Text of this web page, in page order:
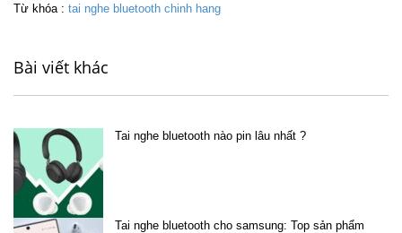
Từ khóa : tai nghe bluetooth chinh hang
Bài viết khác
Tai nghe bluetooth nào pin lâu nhất ?
Tai nghe bluetooth cho samsung: Top sản phẩm